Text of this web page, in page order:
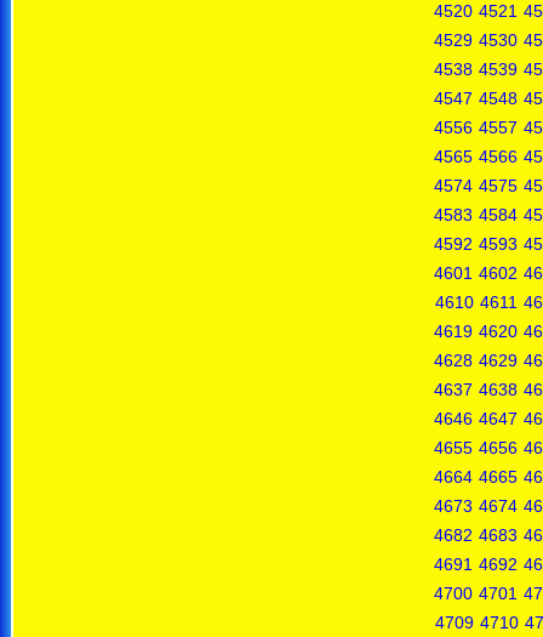
4520 4521
4529 4530
4538 4539
4547 4548
4556 4557
4565 4566
4574 4575
4583 4584
4592 4593
4601 4602
4610 4611
4619 4620
4628 4629
4637 4638
4646 4647
4655 4656
4664 4665
4673 4674
4682 4683
4691 4692
4700 4701
4709 4710